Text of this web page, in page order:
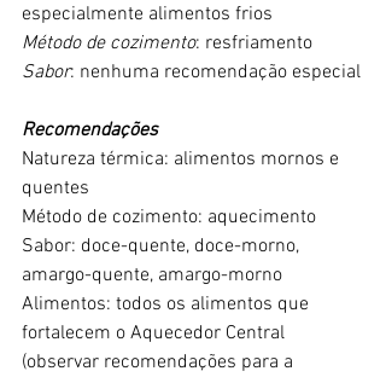
especialmente alimentos frios
Método de cozimento: resfriamento
Sabor: nenhuma recomendação especial
Recomendações
Natureza térmica: alimentos mornos e
quentes
Método de cozimento: aquecimento
Sabor: doce-quente, doce-morno,
amargo-quente, amargo-morno
Alimentos: todos os alimentos que
fortalecem o Aquecedor Central
(observar recomendações para a